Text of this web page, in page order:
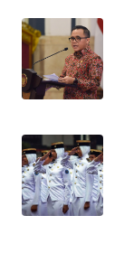
JOGJA
WN
WN
BALI